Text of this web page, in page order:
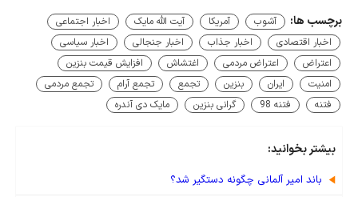
برچسب ها: آشوب آمریکا آیت الله مایک
اخبار اجتماعی
اخبار اقتصادی
اخبار جذاب اخبار جنجالی
اخبار سیاسی
اعتراض
اعتراض مردمی اغتشاش
افزایش قیمت بنزین
امنیت
ایران بنزین تجمع تجمع آرام
تجمع مردمی
فتنه
فتنه 98 گرانی بنزین مایک دی آندره
بیشتر بخوانید:
باند امیر آلمانی چگونه دستگیر شد؟